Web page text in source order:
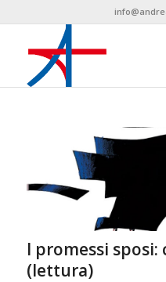
I promessi sposi:
(lettura)